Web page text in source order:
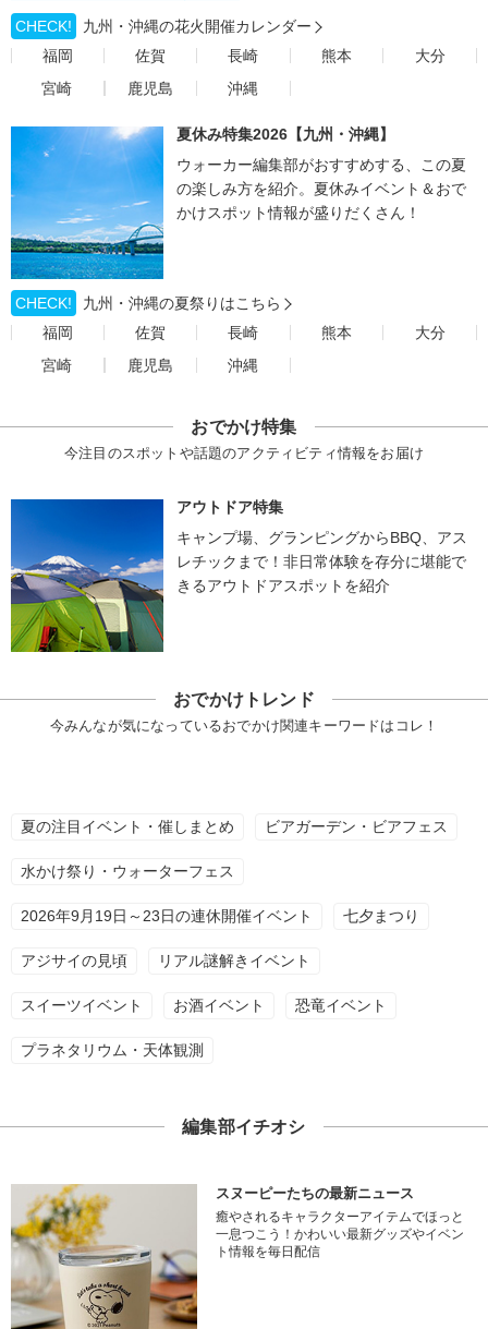
CHECK!
九州・沖縄の花火開催カレンダー
福岡
佐賀 長崎 熊本
大分
宮崎
鹿児島 沖縄
夏休み特集2026【九州・沖縄】
ウォーカー編集部がおすすめする、この夏
の楽しみ方を紹介。夏休みイベント＆おで
かけスポット情報が盛りだくさん！
CHECK!
九州・沖縄の夏祭りはこちら
福岡
佐賀 長崎 熊本
大分
宮崎
鹿児島 沖縄
おでかけ特集
今注目のスポットや話題のアクティビティ情報をお届け
アウトドア特集
キャンプ場、グランピングからBBQ、アス
レチックまで！非日常体験を存分に堪能で
きるアウトドアスポットを紹介
おでかけトレンド
今みんなが気になっているおでかけ関連キーワードはコレ！
夏の注目イベント・催しまとめ ビアガーデン・ビアフェス
水かけ祭り・ウォーターフェス
2026年9月19日～23日の連休開催イベント 七夕まつり
アジサイの見頃 リアル謎解きイベント
スイーツイベント お酒イベント 恐竜イベント
プラネタリウム・天体観測
編集部イチオシ
スヌーピーたちの最新ニュース
癒やされるキャラクターアイテムでほっと
一息つこう！かわいい最新グッズやイベン
ト情報を毎日配信